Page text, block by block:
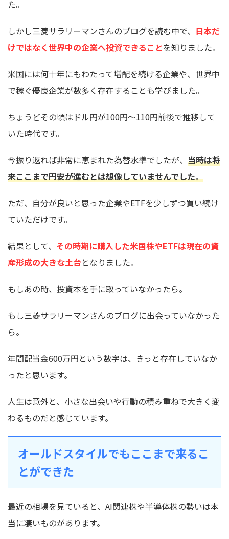
た。
しかし三菱サラリーマンさんのブログを読む中で、 日本だ
けではなく世界中の企業へ投資できることを知りました。
米国には何十年にもわたって増配を続ける企業や、世界中
で稼ぐ優良企業が数多く存在することも学びました。
ちょうどその頃はドル円が100円～110円前後で推移して
いた時代です。
今振り返れば非常に恵まれた為替水準でしたが、 当時は将
来ここまで円安が進むとは想像していませんでした。
ただ、自分が良いと思った企業やETFを少しずつ買い続け
ていただけです。
結果として、 その時期に購入した米国株やETFは現在の資
産形成の大きな土台となりました。
もしあの時、投資本を手に取っていなかったら。
もし三菱サラリーマンさんのブログに出会っていなかった
ら。
年間配当金600万円という数字は、きっと存在していなか
ったと思います。
人生は意外と、小さな出会いや行動の積み重ねで大きく変
わるものだと感じています。
オールドスタイルでもここまで来るこ
とができた
最近の相場を見ていると、AI関連株や半導体株の勢いは本
当に凄いものがあります。